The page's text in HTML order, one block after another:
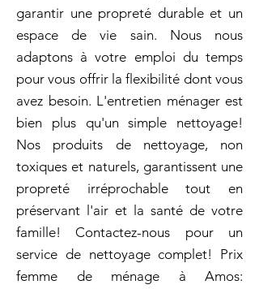
garantir une propreté durable et un
espace de vie sain. Nous nous
adaptons à votre emploi du temps
pour vous offrir la flexibilité dont vous
avez besoin. L'entretien ménager est
bien plus qu'un simple nettoyage!
Nos produits de nettoyage, non
toxiques et naturels, garantissent une
propreté irréprochable tout en
préservant l'air et la santé de votre
famille! Contactez-nous pour un
service de nettoyage complet! Prix
femme de ménage à Amos: